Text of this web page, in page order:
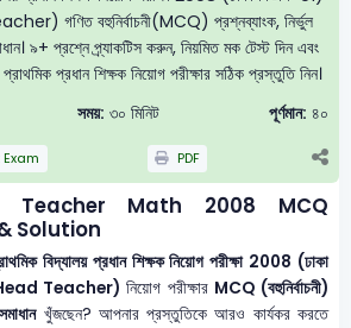
গণিত বহুনির্বাচনী(MCQ) প্রশ্নব্যাংক, নির্ভুল
৯+ প্রশ্নে প্র্যাকটিস করুন, নিয়মিত মক টেস্ট দিন এবং
প্রধান শিক্ষক নিয়োগ পরীক্ষার সঠিক প্রস্তুতি নিন।
সময়: ৩০ মিনিট পূর্ণমান: ৪০
PDF
Teacher Math 2008 MCQ
Solution
বিদ্যালয় প্রধান শিক্ষক নিয়োগ পরীক্ষা 2008 (ঢাকা
Teacher) নিয়োগ পরীক্ষার MCQ (বহুনির্বাচনী)
খুঁজছেন? আপনার প্রস্তুতিকে আরও কার্যকর করতে